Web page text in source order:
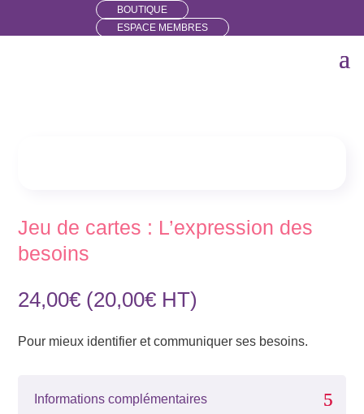
BOUTIQUE
ESPACE MEMBRES
Jeu de cartes : L’expression des
besoins
24,00€ (20,00€ HT)
Pour mieux identifier et communiquer ses besoins.
Informations complémentaires